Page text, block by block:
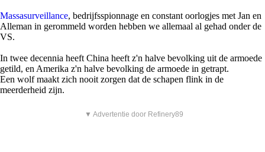
Massasurveillance, bedrijfsspionnage en constant oorlogjes met Jan en
Alleman in gerommeld worden hebben we allemaal al gehad onder de
VS.
In twee decennia heeft China heeft z'n halve bevolking uit de armoede
getild, en Amerika z'n halve bevolking de armoede in getrapt.
Een wolf maakt zich nooit zorgen dat de schapen flink in de
meerderheid zijn.
▼ Advertentie door Refinery89